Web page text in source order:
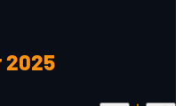
2025